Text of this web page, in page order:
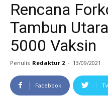
Rencana
Tambun
5000 Vaksin
Penulis Redaktur 2 - 13/09/2021
Facebook